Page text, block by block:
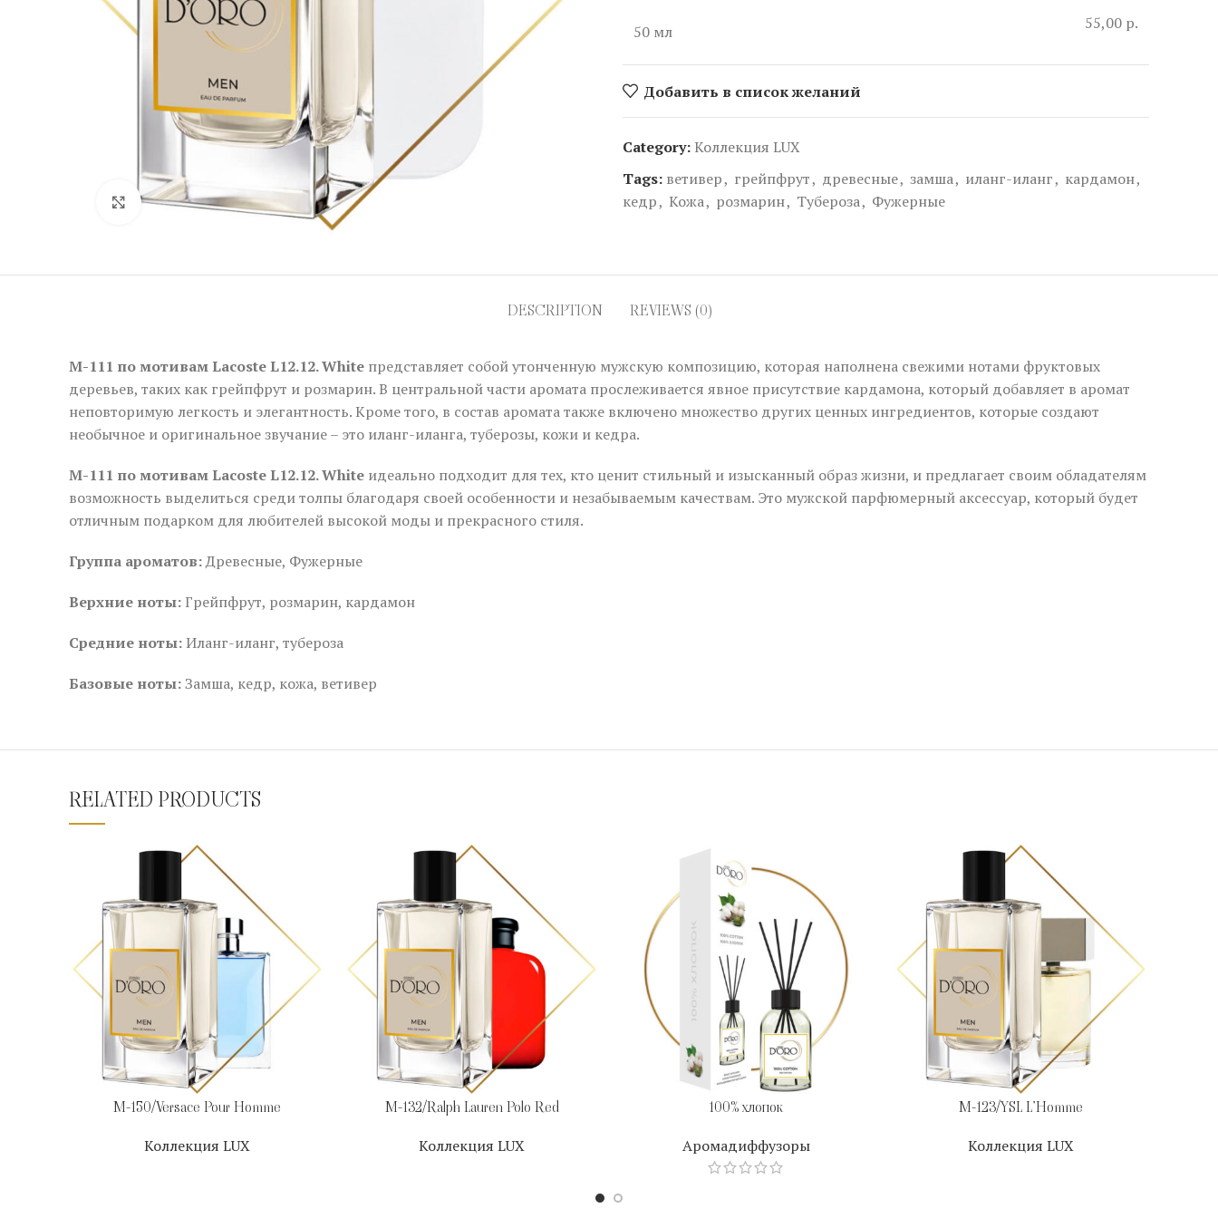
Нажмите, чтобы увеличить
50 мл 55,00 р.
Добавить в список желаний
Category: Коллекция LUX
Tags: ветивер, грейпфрут, древесные, замша, иланг-иланг, кардамон,
кедр, Кожа, розмарин, Тубероза, Фужерные
DESCRIPTION REVIEWS (0)
M-111 по мотивам Lacoste L12.12. White представляет собой утонченную мужскую композицию, которая наполнена свежими нотами фруктовых
деревьев, таких как грейпфрут и розмарин. В центральной части аромата прослеживается явное присутствие кардамона, который добавляет в аромат
неповторимую легкость и элегантность. Кроме того, в состав аромата также включено множество других ценных ингредиентов, которые создают
необычное и оригинальное звучание – это иланг-иланга, туберозы, кожи и кедра.
M-111 по мотивам Lacoste L12.12. White идеально подходит для тех, кто ценит стильный и изысканный образ жизни, и предлагает своим обладателям
возможность выделиться среди толпы благодаря своей особенности и незабываемым качествам. Это мужской парфюмерный аксессуар, который будет
отличным подарком для любителей высокой моды и прекрасного стиля.
Группа ароматов:Древесные, Фужерные
Верхние ноты: Грейпфрут, розмарин, кардамон
Средние ноты: Иланг-иланг, тубероза
Базовые ноты:Замша, кедр, кожа, ветивер
RELATED PRODUCTS
M-150/Versace Pour Homme
Коллекция LUX
M-132/Ralph Lauren Polo Red
Коллекция LUX
100% хлопок
Аромадиффузоры
M-123/YSL L’Homme
Коллекция LUX